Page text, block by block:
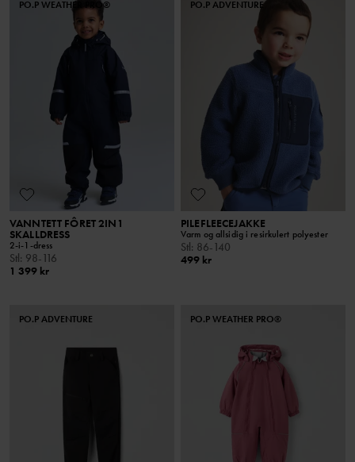
PO.P WEATHER PRO®
VANNTETT FÔRET 2IN1
SKALLDRESS
2-i-1-dress
Stl: 98-116
1 399 kr
PO.P ADVENTURE
PILEFLEECEJAKKE
Varm og allsidig i resirkulert polyester
Stl: 86-140
499 kr
PO.P ADVENTURE PO.P WEATHER PRO®